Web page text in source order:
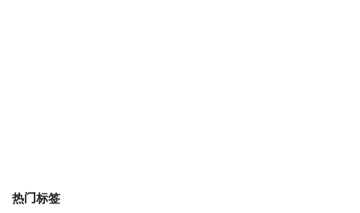
热门标签